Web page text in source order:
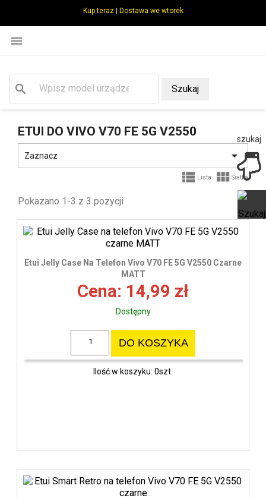
Kup teraz | Dostawa we wtorek

search Szukaj
ETUI DO VIVO V70 FE 5G V2550
Zaznacz 
 Lista  Siatka
Pokazano 1-3 z 3 pozycji
Etui Jelly Case Na Telefon Vivo V70 FE 5G V2550 Czarne
MATT
Cena: 14,99 zł
Dostępny
DO KOSZYKA
Ilość w koszyku: 0szt.
szukaj